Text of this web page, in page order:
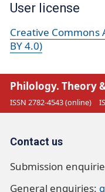
User license
Creative
BY 4.0)
Philology. Theory
ISSN 2782-4543 (online)
Contact us
Submission
General enquiries: